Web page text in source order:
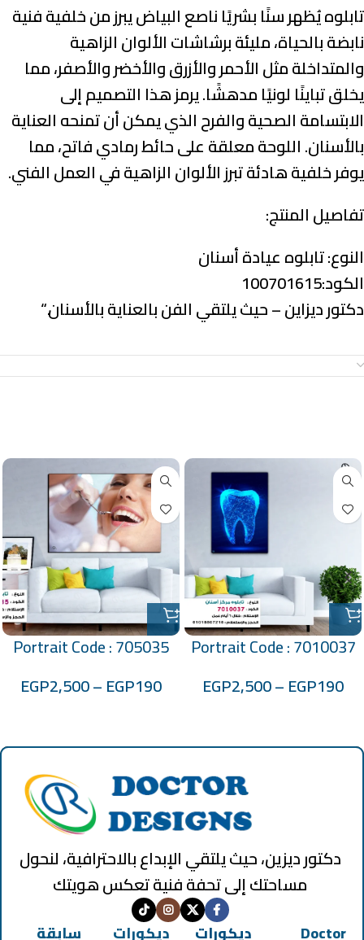
تابلوه يُظهر سنًا بشريًا ناصع البياض يبرز من خلفية فنية
نابضة بالحياة، مليئة برشاشات الألوان الزاهية
والمتداخلة مثل الأحمر والأزرق والأخضر والأصفر، مما
يخلق تباينًا لونيًا مدهشًا. يرمز هذا التصميم إلى
الابتسامة الصحية والفرح الذي يمكن أن تمنحه العناية
بالأسنان. اللوحة معلقة على حائط رمادي فاتح، مما
يوفر خلفية هادئة تبرز الألوان الزاهية في العمل الفني.
تفاصيل المنتج:
النوع:تابلوه عيادة أسنان
الكود:100701615
دكتور ديزاين – حيث يلتقي الفن بالعناية بالأسنان.“
Portrait Code : 7010037
EGP190
–
EGP2,500
Portrait Code : 705035
EGP190
–
EGP2,500
دكتور ديزين، حيث يلتقي الإبداع بالاحترافية، لنحول
مساحتك إلى تحفة فنية تعكس هويتك
Doctor ديكورات ديكورات سابقة